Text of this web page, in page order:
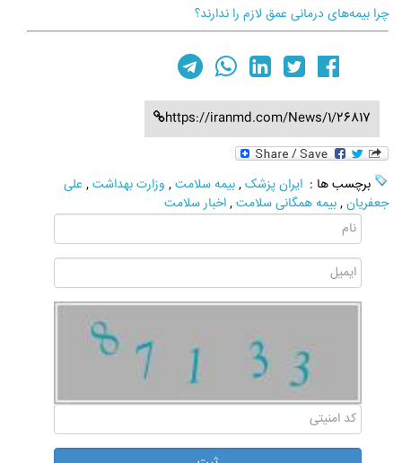
چرا بیمه‌های درمانی عمق لازم را ندارند؟
https://iranmd.com/News/1/26817
برچسب ها : ایران پزشک,بیمه سلامت, وزارت بهداشت, علی
جعفریان,بیمه همگانی سلامت,اخبار سلامت